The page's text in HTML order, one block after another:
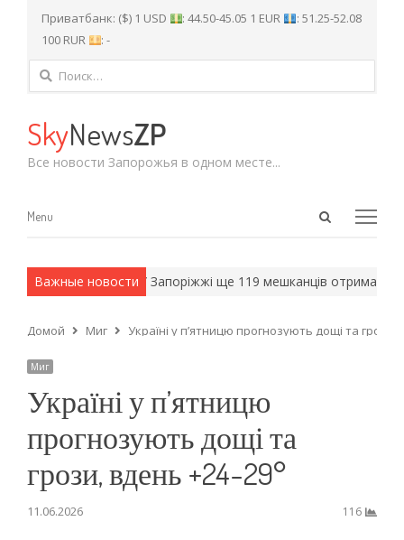
Приватбанк: ($) 1 USD : 44.50-45.05 1 EUR
: 51.25-52.08
100 RUR
: -
Найти:
SkyNewsZP
Все новости Запорожья в одном месте...
Open
Menu
Menu
Важные новости
методы. У Запоріжжі ще 119 мешканців отримають
Домой Миг Україні у п’ятницю прогнозують дощі та грози,
Миг
Україні у п’ятницю
прогнозують дощі та
грози, вдень +24-29°
11.06.2026 116